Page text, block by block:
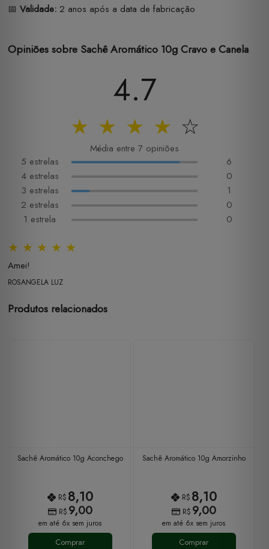
📅Validade: 2 anos após a data de fabricação
Opiniões sobre Sachê Aromático 10g Cravo e Canela
4.7
☆
★
★
★
★
Média entre 7 opiniões
5 estrelas
6
4 estrelas
0
3 estrelas
1
2 estrelas
0
1 estrela
0
★
★
★
★
★
Amei!
ROSANGELA LUZ
Produtos relacionados
Sachê Aromático 10g Aconchego
R$ 8,10
R$ 9,00
em até 6x sem juros
Comprar
Sachê Aromático 10g Amorzinho
R$ 8,10
R$ 9,00
em até 6x sem juros
Comprar